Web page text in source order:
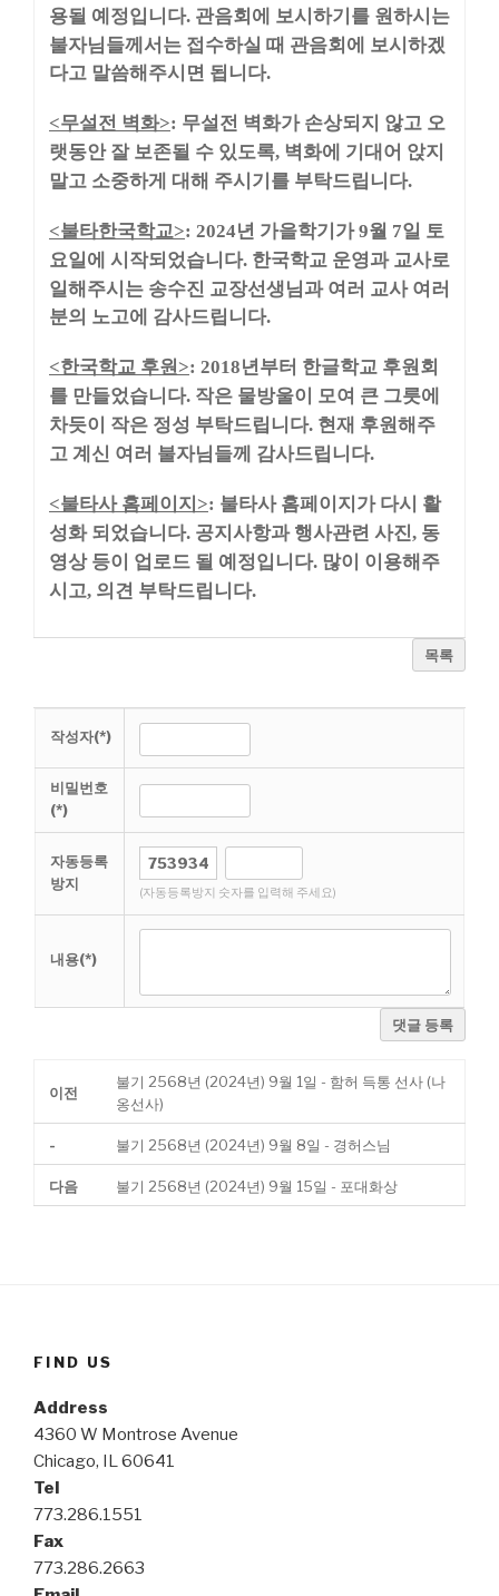
용될 예정입니다. 관음회에 보시하기를 원하시는
불자님들께서는 접수하실 때 관음회에 보시하겠
다고 말씀해주시면 됩니다.
<무설전 벽화>: 무설전 벽화가 손상되지 않고 오
랫동안 잘 보존될 수 있도록, 벽화에 기대어 앉지
말고 소중하게 대해 주시기를 부탁드립니다.
<불타한국학교>: 2024년 가을학기가9월 7일 토
요일에 시작되었습니다. 한국학교 운영과 교사로
일해주시는 송수진 교장선생님과 여러 교사 여러
분의 노고에 감사드립니다.
<한국학교 후원>: 2018년부터 한글학교 후원회
를 만들었습니다. 작은 물방울이 모여 큰 그릇에
차듯이 작은 정성 부탁드립니다. 현재 후원해주
고 계신 여러 불자님들께 감사드립니다.
<불타사 홈페이지>: 불타사 홈페이지가 다시 활
성화 되었습니다. 공지사항과 행사관련 사진, 동
영상 등이 업로드 될 예정입니다. 많이 이용해주
시고, 의견 부탁드립니다.
목록
작성자(*)
비밀번호
(*)
자동등록
방지
(자동등록방지 숫자를 입력해 주세요)
내용(*)
댓글 등록
이전
불기 2568년 (2024년) 9월 1일 - 함허 득통 선사 (나
옹선사)
- 불기 2568년 (2024년) 9월 8일 - 경허스님
다음 불기 2568년 (2024년) 9월 15일 - 포대화상
FIND US
Address
4360 W Montrose Avenue
Chicago, IL 60641
Tel
773.286.1551
Fax
773.286.2663